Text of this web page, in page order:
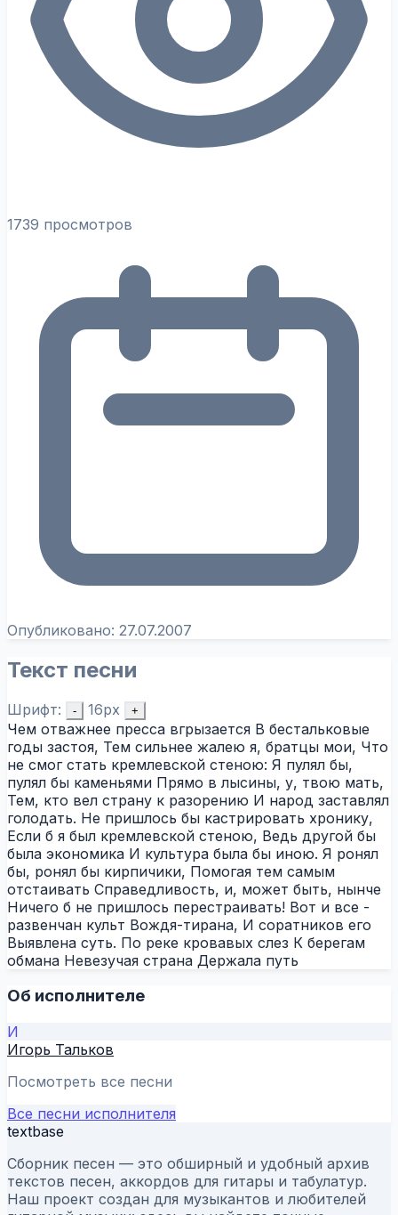
1739 просмотров
Опубликовано: 27.07.2007
Текст песни
Шрифт: - 16px +
Чем отважнее пресса вгрызается В бестальковые
годы застоя, Тем сильнее жалею я, братцы мои, Что
не смог стать кремлевской стеною: Я пулял бы,
пулял бы каменьями Прямо в лысины, у, твою мать,
Тем, кто вел страну к разорению И народ заставлял
голодать. Не пришлось бы кастрировать хронику,
Если б я был кремлевской стеною, Ведь другой бы
была экономика И культура была бы иною. Я ронял
бы, ронял бы кирпичики, Помогая тем самым
отстаивать Справедливость, и, может быть, нынче
Ничего б не пришлось перестраивать! Вот и все -
развенчан культ Вождя-тирана, И соратников его
Выявлена суть. По реке кровавых слез К берегам
обмана Невезучая страна Держала путь
Об исполнителе
И
Игорь Тальков
Посмотреть все песни
Все песни исполнителя
textbase
Сборник песен — это обширный и удобный архив
текстов песен, аккордов для гитары и табулатур.
Наш проект создан для музыкантов и любителей